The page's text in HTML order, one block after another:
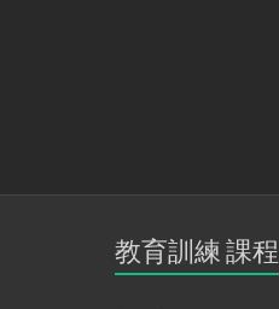
教育訓練 課程